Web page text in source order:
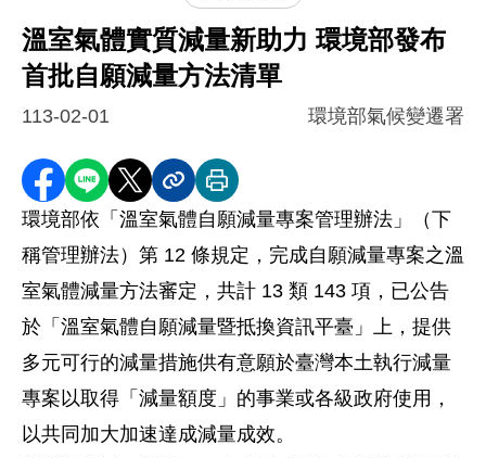
溫室氣體實質減量新助力 環境部發布
首批自願減量方法清單
113-02-01 環境部氣候變遷署
分享至 Facebook
分享到 LINE
分享到 X分享內容連結
列印本頁
環境部依「溫室氣體自願減量專案管理辦法」（下
稱管理辦法）第 12 條規定，完成自願減量專案之溫
室氣體減量方法審定，共計 13 類 143 項，已公告
於「溫室氣體自願減量暨抵換資訊平臺」上，提供
多元可行的減量措施供有意願於臺灣本土執行減量
專案以取得「減量額度」的事業或各級政府使用，
以共同加大加速達成減量成效。